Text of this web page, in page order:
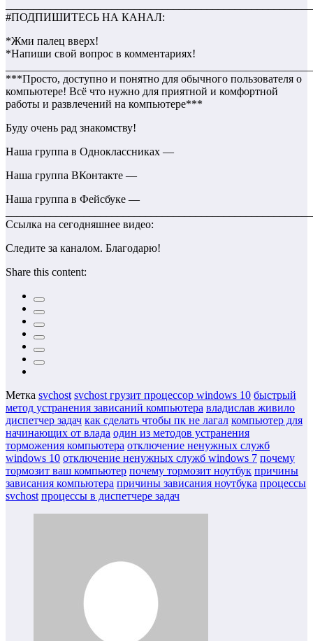
#ПОДПИШИТЕСЬ НА КАНАЛ:
*Жми палец вверх!
*Напиши свой вопрос в комментариях!
***Просто, доступно и понятно для обычного пользователя о
компьютере! Всё что нужно для приятной и комфортной
работы и развлечений на компьютере***
Буду очень рад знакомству!
Наша группа в Одноклассниках —
Наша группа ВКонтакте —
Наша группа в Фейсбуке —
Ссылка на сегодняшнее видео:
Следите за каналом. Благодарю!
Share this content:
Метка svchost svchost грузит процессор windows 10 быстрый
метод устранения зависаний компьютера владислав живило
диспетчер задач как сделать чтобы пк не лагал компьютер для
начинающих от влада один из методов устранения
торможения компьютера отключение ненужных служб
windows 10 отключение ненужных служб windows 7 почему
тормозит ваш компьютер почему тормозит ноутбук причины
зависания компьютера причины зависания ноутбука процессы
svchost процессы в диспетчере задач